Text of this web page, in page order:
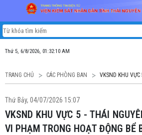
Thứ 5, 6/8/2026, 01:32:10 AM
TRANG CHỦ CÁC PHÒNG BAN VKSND KHU
Thứ Bảy, 04/07/2026 15:07
VKSND KHU VỰC 5 - THÁI NGUYÊN KIẾN NGHỊ XỬ LÝ
VI PHẠM TRONG HOẠT ĐỘNG BỂ